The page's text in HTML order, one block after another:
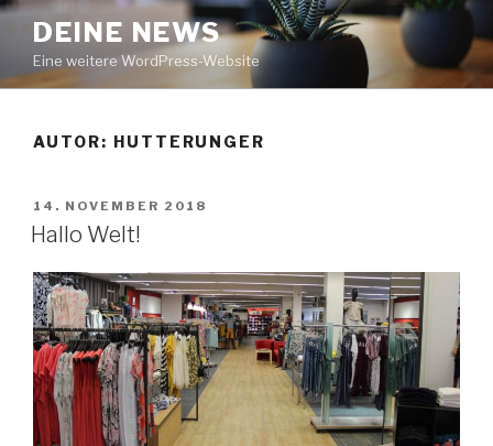
Zum
Inhalt
springen
DEINE NEWS
Eine weitere WordPress-Website
AUTOR: HUTTERUNGER
VERÖFFENTLICHT
AM
14. NOVEMBER 2018
Hallo Welt!